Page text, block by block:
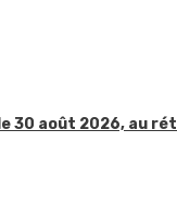
30 août 2026, au